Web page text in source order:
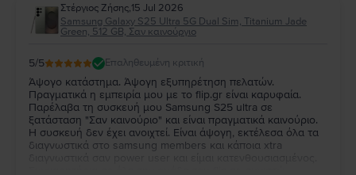
Στέργιος Ζήσης,15 Jul 2026
Samsung Galaxy S25 Ultra 5G Dual Sim, Titanium Jade
Green, 512 GB, Σαν καινούργιο
5/5 Επαληθευμένη κριτική
Άψογο κατάστημα. Άψογη εξυπηρέτηση πελατών.
Πραγματικά η εμπειρία μου με το flip.gr είναι καρυφαία.
Παρέλαβα τη συσκευή μου Samsung S25 ultra σε
ξατάσταση "Σαν καινούριο" και είναι πραγματικά καινούριο.
Η συσκευή δεν έχει ανοιχτεί. Είναι άψογη, εκτέλεσα όλα τα
διαγνωστικά στο samsung members και κάποια xtra